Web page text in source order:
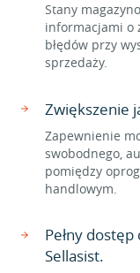
Stany
informacjami o
błędów przy
sprzedaży.
Zwiększenie
Zapewnienie
swobodnego,
pomiędzy
handlowym.
Pełny
Sellasist.